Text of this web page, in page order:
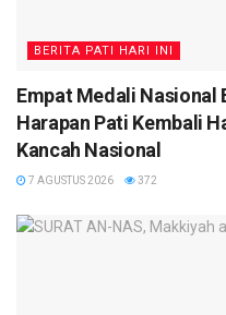
BERITA PATI HARI INI
Empat Medali Nasional
Harapan Pati Kembali
Kancah Nasional
7 AGUSTUS 2026 372